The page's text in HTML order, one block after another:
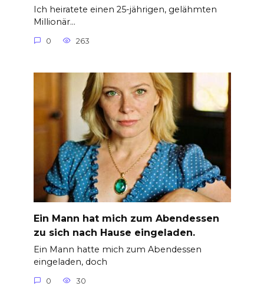
Ich heiratete einen 25-jährigen, gelähmten
Millionär…
0 263
Ein Mann hat mich zum Abendessen
zu sich nach Hause eingeladen.
Ein Mann hatte mich zum Abendessen
eingeladen, doch
0 30